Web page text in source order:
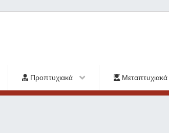
Προπτυχιακά Μεταπτυχιακά